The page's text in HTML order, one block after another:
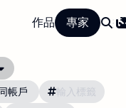
作品 專家
帳戶